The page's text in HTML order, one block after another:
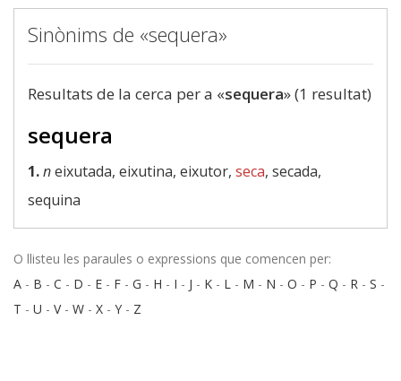
Sinònims de «sequera»
Resultats de la cerca per a «sequera» (1 resultat)
sequera
1.neixutada, eixutina, eixutor, seca, secada,
sequina
O llisteu les paraules o expressions que comencen per:
A - B - C - D - E - F - G - H - I - J - K - L - M - N - O - P - Q - R - S -
T - U - V- W - X - Y - Z